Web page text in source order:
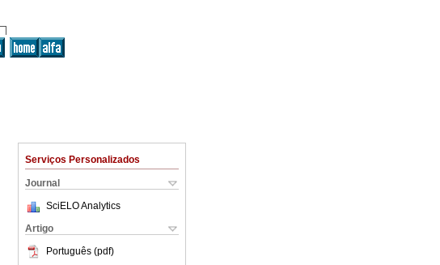
Serviços Personalizados
Journal
SciELO Analytics
Artigo
Português (pdf)